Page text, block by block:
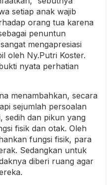
setiap anak wajib
orang tua karena
penuntun
mengapresiasi
oleh Ny.Putri Koster.
nyata perhatian
menambahkan, secara
sejumlah persoalan
sedih dan pikun yang
fisik dan otak. Oleh
fungsi fisik, para
Sedangkan untuk
diberi ruang agar